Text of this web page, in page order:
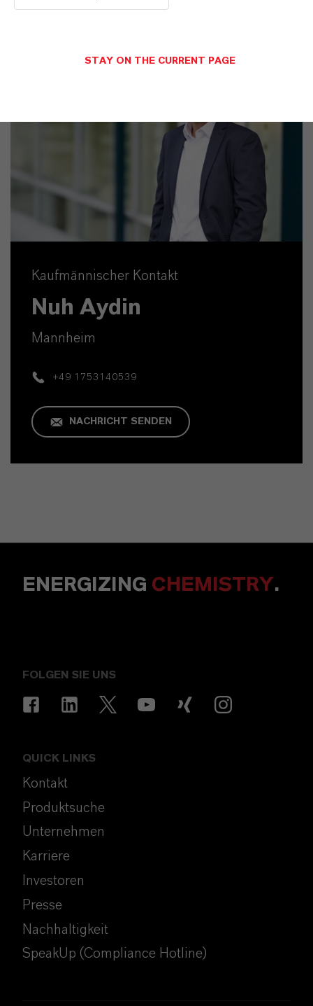
Kaufmännischer Kontakt
Nuh Aydin
Mannheim
+49 1753140539
NACHRICHT SENDEN
ENERGIZING CHEMISTRY.
FOLGEN SIE UNS
QUICK LINKS
Kontakt
Produktsuche
Unternehmen
Karriere
Investoren
Presse
Nachhaltigkeit
SpeakUp (Compliance Hotline)
STAY ON THE CURRENT PAGE